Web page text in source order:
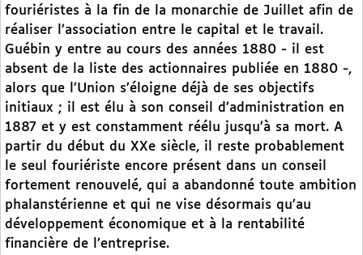
fouriéristes à la fin de la monarchie de Juillet afin de
réaliser l’association entre le capital et le travail.
Guébin y entre au cours des années 1880 - il est
absent de la liste des actionnaires publiée en 1880 -,
alors que l’Union s’éloigne déjà de ses objectifs
initiaux ; il est élu à son conseil d’administration en
1887 et y est constamment réélu jusqu’à sa mort. A
partir du début du XXe siècle, il reste probablement
le seul fouriériste encore présent dans un conseil
fortement renouvelé, qui a abandonné toute ambition
phalanstérienne et qui ne vise désormais qu’au
développement économique et à la rentabilité
financière de l’entreprise.